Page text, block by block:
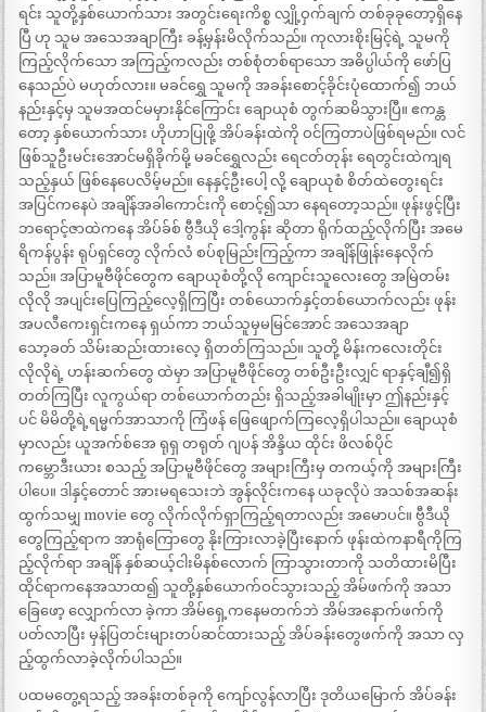
ရင်း သူတို့နှစ်ယောက်သား အတွင်းရေးကိစ္စ လျှို့ဝှက်ချက် တစ်ခုခုတော့ရှိနေ
ပြီ ဟု သူမ အသေအချာကြီး ခန့်မှန်းမိလိုက်သည်။ ကုလားစိုးမြင့်ရဲ့ သူမကို
ကြည့်လိုက်သော အကြည့်ကလည်း တစ်စုံတစ်ရာသော အဓိပ္ပါယ်ကို ဖော်ပြ
နေသည်ပဲ မဟုတ်လား။ မခင်ရွှေ သူမကို အခန်းစောင့်ခိုင်းပုံထောက်၍ ဘယ်
နည်းနှင့်မှ သူမအထင်မမှားနိုင်ကြောင်း ချောယုစံ တွက်ဆမိသွားပြီ။ ဧကန္တ
တော့ နှစ်ယောက်သား ဟိုဟာပြုဖို့ အိပ်ခန်းထဲကို ဝင်ကြတာပဲဖြစ်ရမည်။ လင်
ဖြစ်သူဦးမင်းအောင်မရှိခိုက်မို့ မခင်ရွှေလည်း ရေငတ်တုန်း ရေတွင်းထဲကျရ
သည့်နှယ် ဖြစ်နေပေလိမ့်မည်။ နေနှင့်ဦးပေါ့ လို့ ချောယုစံ စိတ်ထဲတွေးရင်း
အပြင်ကနေပဲ အချိန်အခါကောင်းကို စောင့်၍သာ နေရတော့သည်။ ဖုန်းဖွင့်ပြီး
ဘရောင့်ဇာထဲကနေ အိပ်ခ်စ် ဗွီဒီယို ဒေါ့ကွန်း ဆိုတာ ရိုက်ထည့်လိုက်ပြီး အမေ
ရိကန်ပွန်း ရုပ်ရှင်တွေ လိုက်လံ စပ်စုမြည်းကြည့်ကာ အချိန်ဖြုန်းနေလိုက်
သည်။ အပြာမူဗီဖိုင်တွေက ချောယုစံတို့လို ကျောင်းသူလေးတွေ အမြဲတမ်း
လိုလို အပျင်းပြေကြည့်လေ့ရှိကြပြီး တစ်ယောက်နှင့်တစ်ယောက်လည်း ဖုန်း
အပလီကေးရှင်းကနေ ရှယ်ကာ ဘယ်သူမှမမြင်အောင် အသေအချာ
သော့ခတ် သိမ်းဆည်းထားလေ့ ရှိတတ်ကြသည်။ သူတို့ မိန်းကလေးတိုင်း
လိုလိုရဲ့ ဟန်းဆက်တွေ ထဲမှာ အပြာမူဗီဖိုင်တွေ တစ်ဦးဦးလျှင် ရာနှင့်ချီ၍ရှိ
တတ်ကြပြီး လူကွယ်ရာ တစ်ယောက်တည်း ရှိသည့်အခါမျိုးမှာ ဤနည်းနှင့်
ပင် မိမိတို့ရဲ့ရမ္မက်အာသာကို ကြံဖန် ဖြေဖျောက်ကြလေ့ရှိပါသည်။ ချောယုစံ
မှာလည်း ယူအက်စ်အေ ရုရှ တရုတ် ဂျပန် အိန္ဒိယ ထိုင်း ဖိလစ်ပိုင်
ကမ္ဘောဒီးယား စသည့် အပြာမူဗီဖိုင်တွေ အများကြီးမှ တကယ့်ကို အများကြီး
ပါပေ။ ဒါနှင့်တောင် အားမရသေးဘဲ အွန်လိုင်းကနေ ယခုလိုပဲ အသစ်အဆန်း
ထွက်သမျှ movie တွေ လိုက်လိုက်ရှာကြည့်ရတာလည်း အမောပင်။ ဗွီဒီယို
တွေကြည့်ရာက အာရုံကြောတွေ နိုးကြားလာခဲ့ပြီးနောက် ဖုန်းထဲကနာရီကိုကြ
ည့်လိုက်ရာ အချိန် နှစ်ဆယ့်ငါးမိနစ်လောက် ကြာသွားတာကို သတိထားမိပြီး
ထိုင်ရာကနေအသာထ၍ သူတို့နှစ်ယောက်ဝင်သွားသည့် အိမ်ဖက်ကို အသာ
ခြေဖော့ လျှောက်လာ ခဲ့ကာ အိမ်ရှေ့ကနေမတက်ဘဲ အိမ်အနောက်ဖက်ကို
ပတ်လာပြီး မှန်ပြတင်းများတပ်ဆင်ထားသည့် အိပ်ခန်းတွေဖက်ကို အသာ လှ
ည့်ထွက်လာခဲ့လိုက်ပါသည်။
ပထမတွေ့ရသည့် အခန်းတစ်ခုကို ကျော်လွန်လာပြီး ဒုတိယမြောက် အိပ်ခန်း